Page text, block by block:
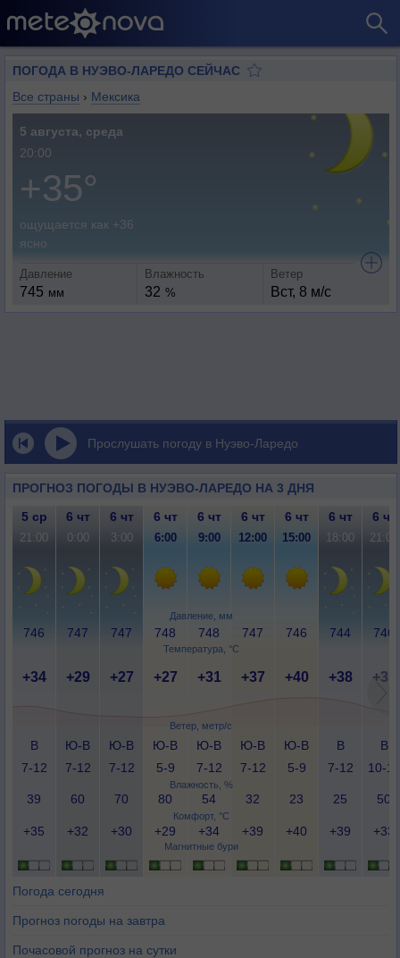
ПОГОДА В НУЭВО-ЛАРЕДО СЕЙЧАС
Все страны › Мексика
5 августа, среда
20:00
+35°
ощущается как +36
ясно
Давление
745 мм
Влажность
32 %
Ветер
Вст, 8 м/с
Прослушать погоду в Нуэво-Ларедо
ПРОГНОЗ ПОГОДЫ В НУЭВО-ЛАРЕДО НА 3 ДНЯ
Давление, мм
Температура, °C
Ветер, метр/с
Влажность, %
Комфорт, °C
Магнитные бури
5 ср 6 чт 6 чт 6 чт 6 чт 6 чт 6 чт 6 чт 6 чт
21:00 0:00 3:00 6:00 9:00 12:00 15:00 18:00 21:00
746 747 747 748 748 747 746 744 746
+34 +29 +27 +27 +31 +37 +40 +38 +31
В
7-12
Ю-В
7-12
Ю-В
7-12
Ю-В
5-9
Ю-В
7-12
Ю-В
7-12
Ю-В
5-9
В
7-12
В
10-15
39 60 70 80 54 32 23 25 50
+35 +32 +30 +29 +34 +39 +40 +39 +33
Погода сегодня
Прогноз погоды на завтра
Почасовой прогноз на сутки